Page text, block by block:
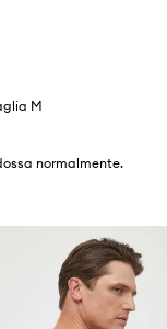
M
normalmente.